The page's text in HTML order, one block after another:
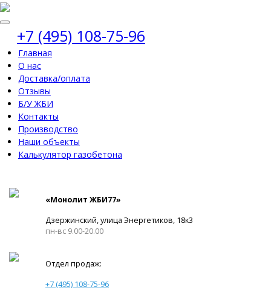
+7 (495) 108-75-96
Главная
О нас
Доставка/оплата
Отзывы
Б/У ЖБИ
Контакты
Производство
Наши объекты
Калькулятор газобетона
«Монолит ЖБИ77»
Дзержинский, улица Энергетиков, 18к3
пн-вс 9.00-20.00
Отдел продаж:
+7 (495) 108-75-96